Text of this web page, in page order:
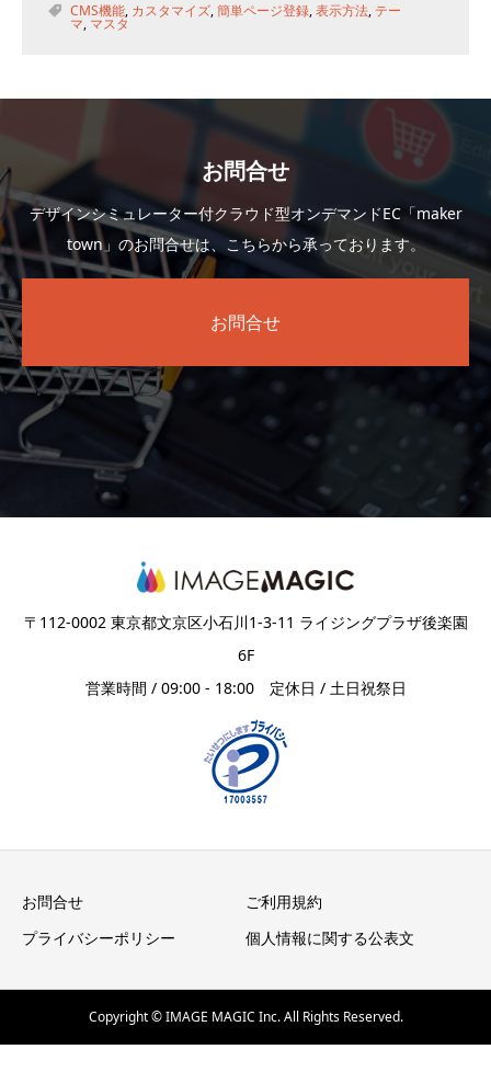
CMS機能, カスタマイズ,簡単ページ登録,表示方法, テー
マ, マスタ
お問合せ
デザインシミュレーター付クラウド型オンデマンドEC「maker
town」のお問合せは、こちらから承っております。
お問合せ
〒112-0002 東京都文京区小石川1-3-11 ライジングプラザ後楽園
6F
営業時間 / 09:00 - 18:00 定休日 / 土日祝祭日
お問合せ
ご利用規約
プライバシーポリシー
個人情報に関する公表文
Copyright © IMAGE MAGIC Inc. All Rights Reserved.